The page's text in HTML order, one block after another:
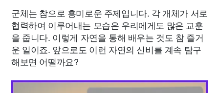
군체는 참으로 흥미로운 주제입니다. 각 개체가 서로
협력하여 이루어내는 모습은 우리에게도 많은 교훈
을 줍니다. 이렇게 자연을 통해 배우는 것도 참 즐거
운 일이죠. 앞으로도 이런 자연의 신비를 계속 탐구
해보면 어떨까요?